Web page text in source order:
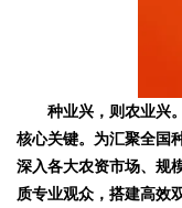
种业兴，则农业兴。
核心关键。为汇聚全国
深入各大农资市场、规
质专业观众，搭建高效